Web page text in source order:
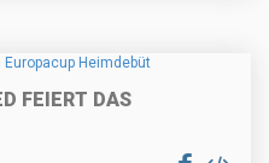
FEIERT DAS